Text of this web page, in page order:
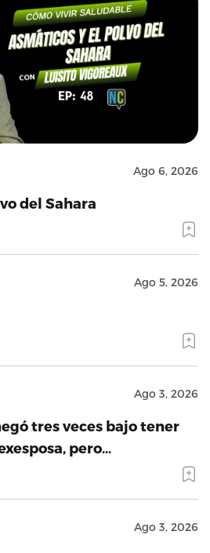
Ago 6, 2026
del Sahara
Ago 5, 2026
Ago 3, 2026
tres veces bajo tener
pero…
Ago 3, 2026